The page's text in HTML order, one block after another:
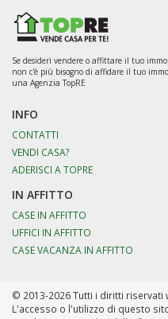
Se desideri vendere o affittare il tuo
non c'è più bisogno di affidare il tuo
una Agenzia TopRE
INFO
CONTATTI
VENDI CASA?
ADERISCI A TOPRE
IN AFFITTO
CASE IN AFFITTO
UFFICI IN AFFITTO
CASE VACANZA IN AFFITTO
© 2013-2026 Tutti i diritti riservati
L'accesso o l'utilizzo di questo